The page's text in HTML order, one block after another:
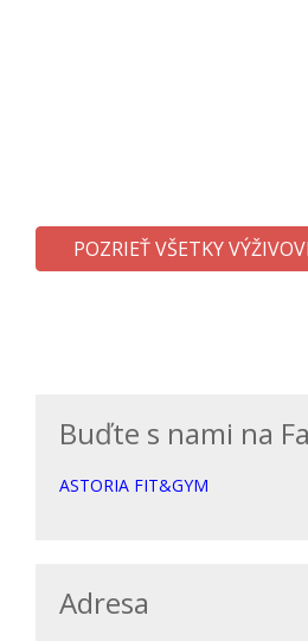
POZRIEŤ VŠETKY
Buďte s nami na
ASTORIA FIT&GYM
Adresa